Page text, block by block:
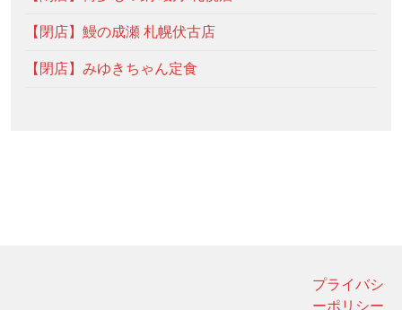
【閉店】鰻の成瀬 札幌伏古店
【閉店】みゆきちゃん定食
プライバシ
ーポリシー